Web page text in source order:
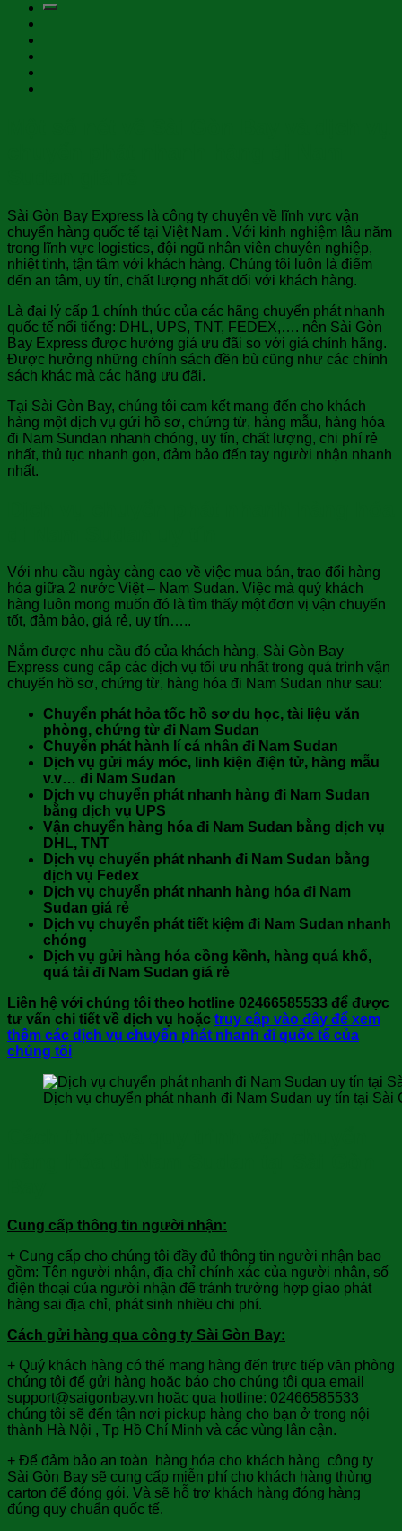
Sài Gòn Bay Express là công ty chuyên về lĩnh vực vận
chuyển hàng quốc tế tại Việt Nam . Với kinh nghiệm lâu năm
trong lĩnh vực logistics, đội ngũ nhân viên chuyên nghiệp,
nhiệt tình, tận tâm với khách hàng. Chúng tôi luôn là điểm
đến an tâm, uy tín, chất lượng nhất đối với khách hàng.
Là đại lý cấp 1 chính thức của các hãng chuyển phát nhanh
quốc tế nổi tiếng: DHL, UPS, TNT, FEDEX,…. nên Sài Gòn
Bay Express được hưởng giá ưu đãi so với giá chính hãng.
Được hưởng những chính sách đền bù cũng như các chính
sách khác mà các hãng ưu đãi.
Tại Sài Gòn Bay, chúng tôi cam kết mang đến cho khách
hàng một dịch vụ gửi hồ sơ, chứng từ, hàng mẫu, hàng hóa
đi Nam Sundan nhanh chóng, uy tín, chất lượng, chi phí rẻ
nhất, thủ tục nhanh gọn, đảm bảo đến tay người nhận nhanh
nhất.
Với nhu cầu ngày càng cao về việc mua bán, trao đổi hàng
hóa giữa 2 nước Việt – Nam Sudan. Việc mà quý khách
hàng luôn mong muốn đó là tìm thấy một đơn vị vận chuyển
tốt, đảm bảo, giá rẻ, uy tín…..
Nắm được nhu cầu đó của khách hàng, Sài Gòn Bay
Express cung cấp các dịch vụ tối ưu nhất trong quá trình vận
chuyển hồ sơ, chứng từ, hàng hóa đi Nam Sudan như sau:
Chuyển phát hỏa tốc hồ sơ du học, tài liệu văn
phòng, chứng từ đi Nam Sudan
Chuyển phát hành lí cá nhân đi Nam Sudan
Dịch vụ gửi máy móc, linh kiện điện tử, hàng mẫu
v.v… đi Nam Sudan
Dịch vụ chuyển phát nhanh hàng đi Nam Sudan
bằng dịch vụ UPS
Vận chuyển hàng hóa đi Nam Sudan bằng dịch vụ
DHL, TNT
Dịch vụ chuyển phát nhanh đi Nam Sudan bằng
dịch vụ Fedex
Dịch vụ chuyển phát nhanh hàng hóa đi Nam
Sudan giá rẻ
Dịch vụ chuyển phát tiết kiệm đi Nam Sudan nhanh
chóng
Dịch vụ gửi hàng hóa cồng kềnh, hàng quá khổ,
quá tải đi Nam Sudan giá rẻ
Liên hệ với chúng tôi theo hotline 02466585533 để được
tư vấn chi tiết về dịch vụ hoặc truy cập vào đây để xem
thêm các dịch vụ chuyển phát nhanh đi quốc tế của
chúng tôi
Dịch vụ chuyển phát nhanh đi Nam Sudan uy tín tại Sài
Cung cấp thông tin người nhận:
+ Cung cấp cho chúng tôi đầy đủ thông tin người nhận bao
gồm: Tên người nhận, địa chỉ chính xác của người nhận, số
điện thoại của người nhận để tránh trường hợp giao phát
hàng sai địa chỉ, phát sinh nhiều chi phí.
Cách gửi hàng qua công ty Sài Gòn Bay:
+ Quý khách hàng có thể mang hàng đến trực tiếp văn phòng
chúng tôi để gửi hàng hoặc báo cho chúng tôi qua email
support@saigonbay.vn hoặc qua hotline: 02466585533
chúng tôi sẽ đến tận nơi pickup hàng cho bạn ở trong nội
thành Hà Nội , Tp Hồ Chí Minh và các vùng lân cận.
+ Để đảm bảo an toàn hàng hóa cho khách hàng công ty
Sài Gòn Bay sẽ cung cấp miễn phí cho khách hàng thùng
carton để đóng gói. Và sẽ hỗ trợ khách hàng đóng hàng
đúng quy chuẩn quốc tế.